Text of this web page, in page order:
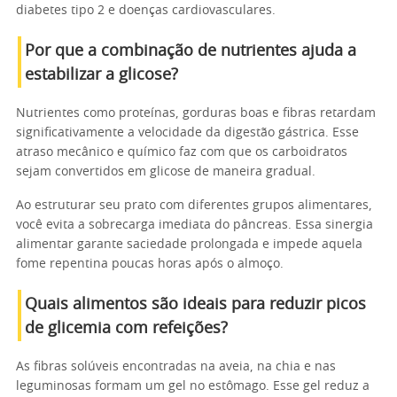
diabetes tipo 2 e doenças cardiovasculares.
Por que a combinação de nutrientes ajuda a
estabilizar a glicose?
Nutrientes como proteínas, gorduras boas e fibras retardam
significativamente a velocidade da digestão gástrica. Esse
atraso mecânico e químico faz com que os carboidratos
sejam convertidos em glicose de maneira gradual.
Ao estruturar seu prato com diferentes grupos alimentares,
você evita a sobrecarga imediata do pâncreas. Essa sinergia
alimentar garante saciedade prolongada e impede aquela
fome repentina poucas horas após o almoço.
Quais alimentos são ideais para reduzir picos
de glicemia com refeições?
As fibras solúveis encontradas na aveia, na chia e nas
leguminosas formam um gel no estômago. Esse gel reduz a